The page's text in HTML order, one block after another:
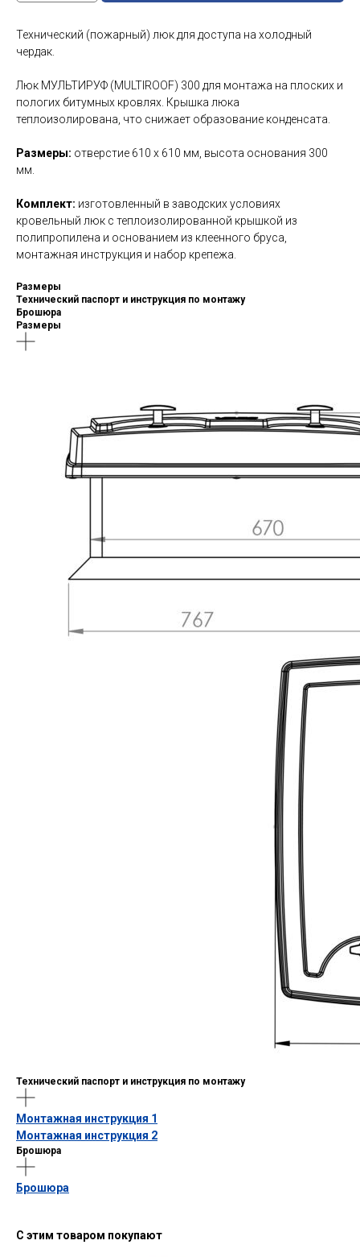
Технический (пожарный) люк для доступа на холодный
чердак.
Люк МУЛЬТИРУФ (MULTIROOF) 300 для монтажа на плоских и
пологих битумных кровлях. Крышка люка
теплоизолирована, что снижает образование конденсата.
Размеры: отверстие 610 x 610 мм, высота основания 300
мм.
Комплект: изготовленный в заводских условиях
кровельный люк с теплоизолированной крышкой из
полипропилена и основанием из клеенного бруса,
монтажная инструкция и набор крепежа.
Размеры
Технический паспорт и инструкция по монтажу
Брошюра
Размеры
Технический паспорт и инструкция по монтажу
Монтажная инструкция 1
Монтажная инструкция 2
Брошюра
Брошюра
С этим товаром покупают